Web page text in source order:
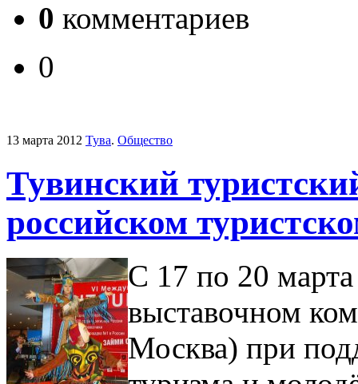
0 комментариев
0
13 марта 2012 Тува. Общество
Тувинский
российском
С 17 по 20
выставочном
Москва) при